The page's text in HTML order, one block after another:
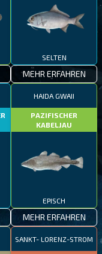
SELTEN
MEHR ERFAHREN
HAIDA GWAII
PAZIFISCHER
KABELJAU
EPISCH
MEHR ERFAHREN
SANKT- LORENZ-STROM